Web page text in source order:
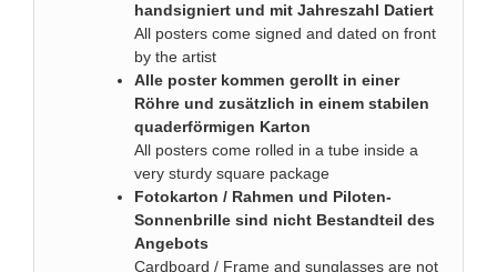
handsigniert und mit Jahreszahl Datiert
All posters come signed and dated on front
by the artist
Alle poster kommen gerollt in einer
Röhre und zusätzlich in einem stabilen
quaderförmigen Karton
All posters come rolled in a tube inside a
very sturdy square package
Fotokarton / Rahmen und Piloten-
Sonnenbrille sind nicht Bestandteil des
Angebots
Cardboard / Frame and sunglasses are not